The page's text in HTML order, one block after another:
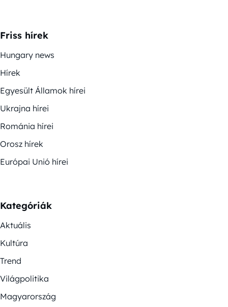
Friss hírek
Hungary news
Hírek
Egyesült Államok hírei
Ukrajna hírei
Románia hírei
Orosz hírek
Európai Unió hírei
Kategóriák
Aktuális
Kultúra
Trend
Világpolitika
Magyarország